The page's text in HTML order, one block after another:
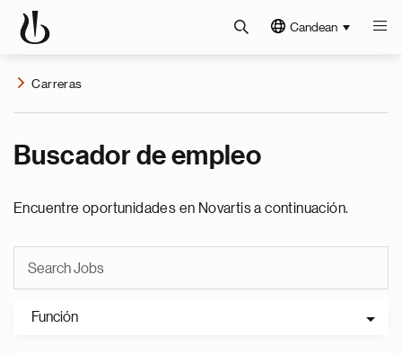
Candean
Carreras
Buscador de empleo
Encuentre oportunidades en Novartis a continuación.
Función